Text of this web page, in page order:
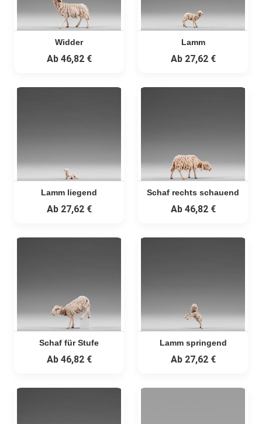
Widder
Ab46,82 €
Lamm
Ab27,62 €
Lamm liegend
Ab27,62 €
Schaf rechts schauend
Ab46,82 €
Schaf für Stufe
Ab46,82 €
Lamm springend
Ab27,62 €